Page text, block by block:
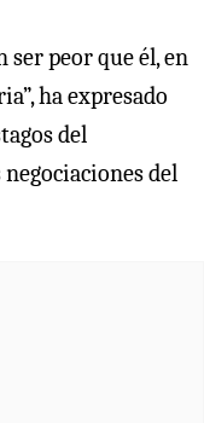
ser peor que él, en
ha expresado
del
del